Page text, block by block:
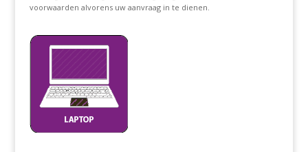
voorwaarden alvorens uw aanvraag in te dienen.